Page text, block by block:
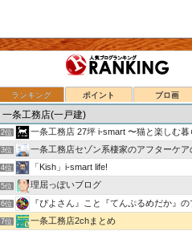
ランキング ポイント ブロ画
1位 nasu_star's blog
2位 一条工務店 27坪 i-smart 〜猫と楽しむ暮
3位 一条工務店セゾン系棲家のアフターケアの合間に
4位 「Kish」i-smart life!
5位 理屈っぽいブログ
6位 『ぴよさん』こと『てんぷるめだか』
7位 一条工務店2chまとめ